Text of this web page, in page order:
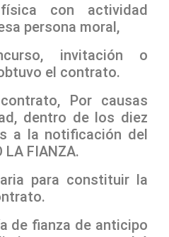
con actividad
persona moral,
invitación o
el contrato.
Por causas
dentro de los diez
a la notificación del
LA FIANZA.
para constituir la
de fianza de anticipo